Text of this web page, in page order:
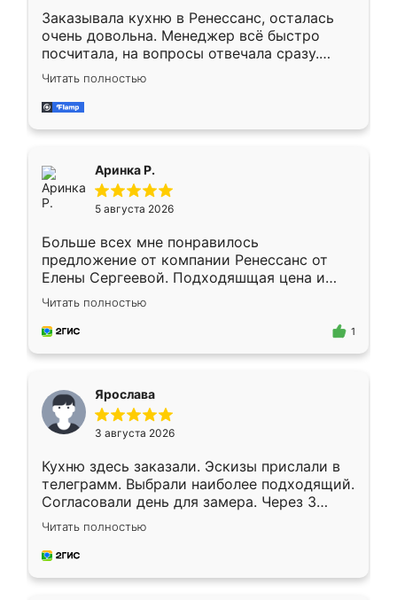
Заказывала кухню в Ренессанс, осталась
очень довольна. Менеджер всё быстро
посчитала, на вопросы отвечала сразу.
Замерщик приехал в субботу, подошёл к
делу со всей ответственностью. Собрали
за день, ребята работали аккуратно, даже
Читать полностью
Аринка Р.
5 августа 2026
Больше всех мне понравилось
предложение от компании Ренессанс от
Елены Сергеевой. Подходяшщая цена и
короткие сроки изготовления. Приехавший
для замера сотрудник Владислав
предложил по моему эскизу самый
Читать полностью
1
Ярослава
3 августа 2026
Кухню здесь заказали. Эскизы прислали в
телеграмм. Выбрали наиболее подходящий.
Согласовали день для замера. Через 3
недели кухня была уже готова. Остались
довольны работой. Спасибо Ренессанс
мебель за качественную работу!
Читать полностью